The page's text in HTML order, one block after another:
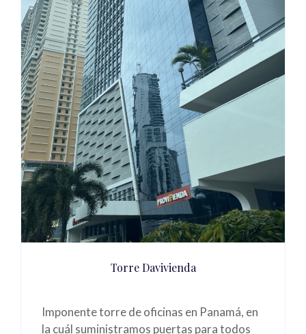
Torre Davivienda
Imponente torre de oficinas en Panamá, en
la cuál suministramos puertas para todos